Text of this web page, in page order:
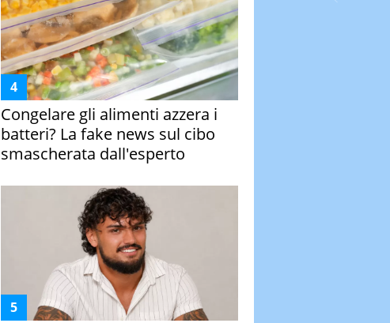
Congelare gli alimenti azzera i
batteri? La fake news sul cibo
smascherata dall'esperto